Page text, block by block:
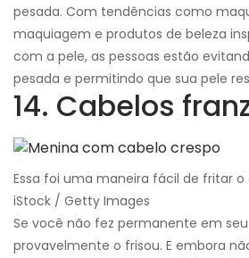
pesada. Com tendências como
maquiagem e produtos de beleza
com a pele, as pessoas estão
pesada e permitindo que sua pele
14. Cabelos
Essa foi uma maneira fácil de fritar o
iStock / Getty Images
Se você não fez permanente em
provavelmente o frisou. E embora